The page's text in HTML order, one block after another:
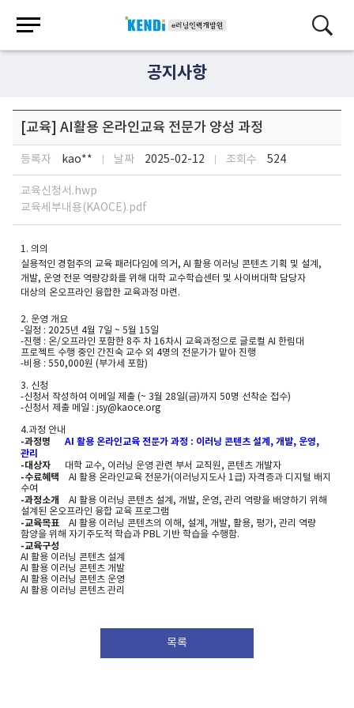
공지사항
[교육] AI활용 온라인교육 전문가 양성 과정
등록자 kao** 날짜 2025-02-12 조회수 524
교육신청서.hwp
교육세부내용(KAOCE).pdf
1. 의의
실용적인 경험주의 교육 패러다임에 의거, AI 활용 이러닝 콘텐츠 기획 및 설계,
개발, 운영 전문 역량강화를 위해 대학 교수학습센터 및 사이버대학 담당자
대상의 온오프라인 융합한 교육과정 마련.
2. 운영 개요
-일정 : 2025년 4월 7일 ~ 5월 15일
-진행 : 온/오프라인 포함한 8주 차 16차시 교육과정으로 글로컬 AI 한림대
프로젝트 수행 중인 간진숙 교수 외 4명의 전문가가 맡아 진행
-비용 : 550,000원 (부가세 포함)
3. 신청
-신청서 작성하여 이메일 제출 (~ 3월 28일(금)까지 50명 선착순 접수)
-신청서 제출 메일 : jsy@kaoce.org
4.과정 안내
-과정명
AI 활용 온라인교육 전문가 과정 : 이러닝 콘텐츠 설계, 개발, 운영,
관리
-대상자
대학 교수, 이러닝 운영 관련 부서 교직원, 콘텐츠 개발자
-수료혜택 AI 활용 온라인교육 전문가(이러닝지도사 1급) 자격증과 디지털 배지
수여
-과정소개
AI 활용 이러닝 콘텐츠 설계, 개발, 운영, 관리 역량을 배양하기 위해
설계된 온오프라인 융합 교육 프로그램
-교육목표 AI 활용 이러닝 콘텐츠의 이해, 설계, 개발, 활용, 평가, 관리 역량
함양을 위해 자기주도적 학습과 PBL 기반 학습을 수행함.
-교육구성
AI 활용 이러닝 콘텐츠 설계
AI 활용 이러닝 콘텐츠 개발
AI 활용 이러닝 콘텐츠 운영
AI 활용 이러닝 콘텐츠 관리
목록